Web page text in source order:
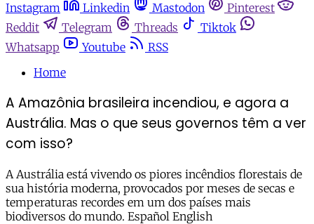
Instagram
Linkedin Mastodon
Pinterest
Reddit
Telegram Threads
Tiktok
Whatsapp
Youtube
RSS
Home
A Amazônia brasileira incendiou, e agora a
Austrália. Mas o que seus governos têm a ver
com isso?
A Austrália está vivendo os piores incêndios florestais de
sua história moderna, provocados por meses de secas e
temperaturas recordes em um dos países mais
biodiversos do mundo. Español English